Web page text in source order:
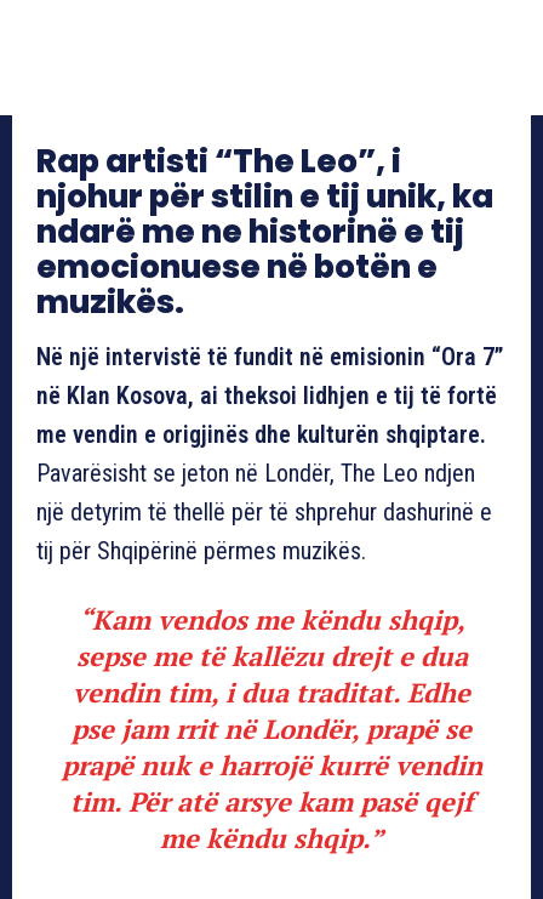
Rap artisti “The Leo”, i
njohur për stilin e tij unik, ka
ndarë me ne historinë e tij
emocionuese në botën e
muzikës.
Në një intervistë të fundit në emisionin “Ora 7”
në Klan Kosova, ai theksoi lidhjen e tij të fortë
me vendin e origjinës dhe kulturën shqiptare.
Pavarësisht se jeton në Londër, The Leo ndjen
një detyrim të thellë për të shprehur dashurinë e
tij për Shqipërinë përmes muzikës.
“Kam vendos me këndu shqip,
sepse me të kallëzu drejt e dua
vendin tim, i dua traditat. Edhe
pse jam rrit në Londër, prapë se
prapë nuk e harrojë kurrë vendin
tim. Për atë arsye kam pasë qejf
me këndu shqip.”